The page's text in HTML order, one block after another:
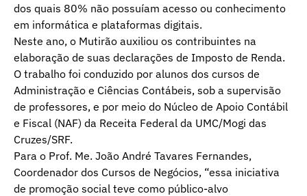
dos quais 80% não possuíam acesso ou conhecimento
em informática e plataformas digitais.
Neste ano, o Mutirão auxiliou os contribuintes na
elaboração de suas declarações de Imposto de Renda.
O trabalho foi conduzido por alunos dos cursos de
Administração e Ciências Contábeis, sob a supervisão
de professores, e por meio do Núcleo de Apoio Contábil
e Fiscal (NAF) da Receita Federal da UMC/Mogi das
Cruzes/SRF.
Para o Prof. Me. João André Tavares Fernandes,
Coordenador dos Cursos de Negócios, “essa iniciativa
de promoção social teve como público-alvo